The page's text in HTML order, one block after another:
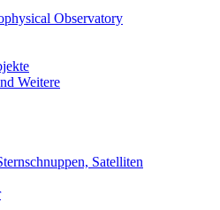
Observatory
Weitere
Satelliten